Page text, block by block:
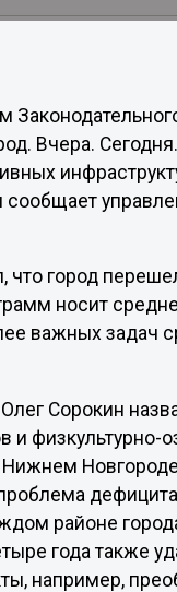
Вчера.
сообщает
город
носит
важных задач
Сорокин
и физкультурно-
Нижнем
районе
года также
например,